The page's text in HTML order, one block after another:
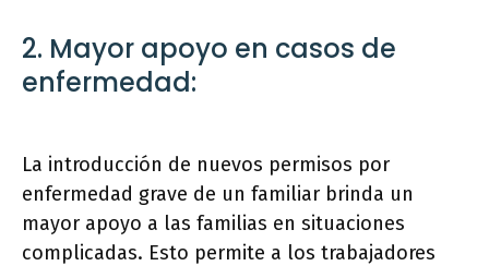
2. Mayor apoyo en casos de
enfermedad:
La introducción de nuevos permisos por
enfermedad grave de un familiar brinda un
mayor apoyo a las familias en situaciones
complicadas. Esto permite a los trabajadores